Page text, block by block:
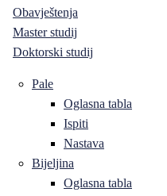
Obavještenja
Master studij
Doktorski studij
Pale
Oglasna tabla
Ispiti
Nastava
Bijeljina
Oglasna tabla